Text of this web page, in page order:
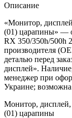
Описание
«Монитор,
(01) царапины» —
RX 350/350h/500h
производителя
деталью перед
дисплей».
менеджер при
Украине;
Монитор, дисплей,
(01) царапины